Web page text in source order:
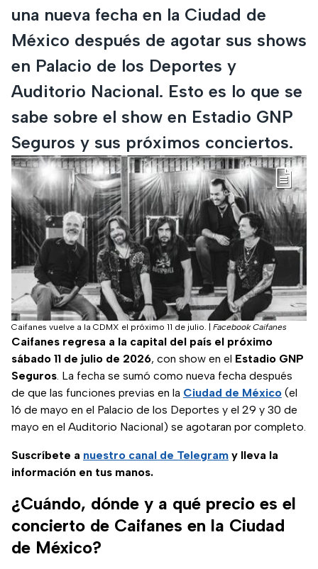
una nueva fecha en la Ciudad de
México después de agotar sus shows
en Palacio de los Deportes y
Auditorio Nacional. Esto es lo que se
sabe sobre el show en Estadio GNP
Seguros y sus próximos conciertos.
Caifanes vuelve a la CDMX el próximo 11 de julio. Facebook Caifanes
Caifanes regresa a la capital del país el próximo
sábado 11 de julio de 2026, con show en el Estadio GNP
Seguros. La fecha se sumó como nueva fecha después
de que las funciones previas en la Ciudad de México (el
16 de mayo en el Palacio de los Deportes y el 29 y 30 de
mayo en el Auditorio Nacional) se agotaran por completo.
Suscríbete a nuestro canal de Telegram y lleva la
información en tus manos.
¿Cuándo, dónde y a qué precio es el
concierto de Caifanes en la Ciudad
de México?